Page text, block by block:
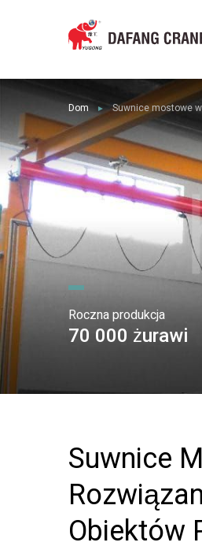
Dom ► Suwnice mostowe
Roczna produkcja
70 000 żurawi
Suwnice
Obiektów